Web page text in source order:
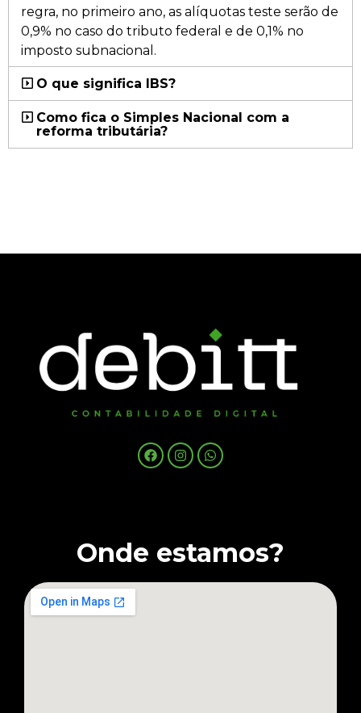
regra, no primeiro ano, as alíquotas teste serão de
0,9% no caso do tributo federal e de 0,1% no
imposto subnacional.
O que significa IBS?
Como fica o Simples Nacional com a
reforma tributária?
Onde estamos?